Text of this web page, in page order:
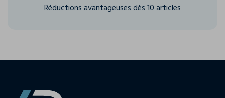
Réductions avantageuses dès 10 articles